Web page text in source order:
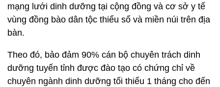
mạng lưới dinh dưỡng tại cộng đồng và cơ sở y tế
vùng đồng bào dân tộc thiểu số và miền núi trên địa
bàn.
Theo đó, bảo đảm 90% cán bộ chuyên trách dinh
dưỡng tuyến tỉnh được đào tạo có chứng chỉ về
chuyên ngành dinh dưỡng tối thiểu 1 tháng cho đến